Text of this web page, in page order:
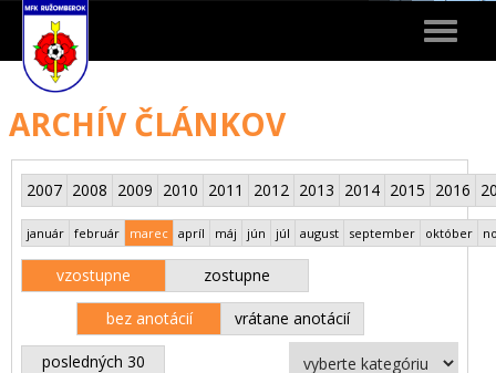
Toggle
ARCHÍV ČLÁNKOV
2007 2008 2009 2010 2011 2012 2013 2014 2015 2016
január február marec apríl máj jún júl august september október
vzostupne zostupne
bez anotácií vrátane anotácií
posledných 30